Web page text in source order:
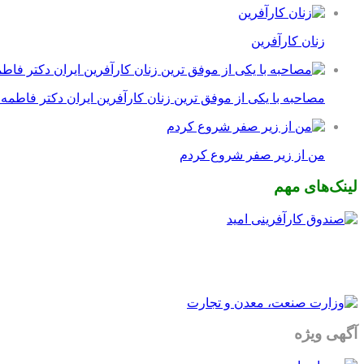
زنان کارآفرین
مصاحبه با یکی از موفق ترین زنان کارآفرین ایران دکتر
من از زیر صفر شروع کردم
لینک‌های مهم
آگهی ویژه